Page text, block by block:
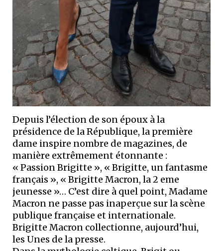
Depuis l’élection de son époux à la
présidence de la République, la première
dame inspire nombre de magazines, de
manière extrêmement étonnante :
« Passion Brigitte », « Brigitte, un fantasme
français », « Brigitte Macron, la 2 eme
jeunesse »… C’est dire à quel point, Madame
Macron ne passe pas inaperçue sur la scène
publique française et internationale.
Brigitte Macron collectionne, aujourd’hui,
les Unes de la presse.